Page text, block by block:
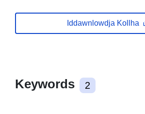
Iddawnlowdja Kollha
Keywords 2